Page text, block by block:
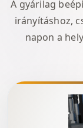
A gyárilag
irányításhoz,
napon a